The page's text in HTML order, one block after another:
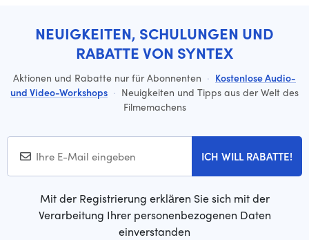
NEUIGKEITEN, SCHULUNGEN UND
RABATTE VON SYNTEX
Aktionen und Rabatte nur für Abonnenten · Kostenlose Audio-
und Video-Workshops · Neuigkeiten und Tipps aus der Welt des
Filmemachens
ICH WILL RABATTE!
Mit der Registrierung erklären Sie sich mit der
Verarbeitung Ihrer personenbezogenen Daten
einverstanden